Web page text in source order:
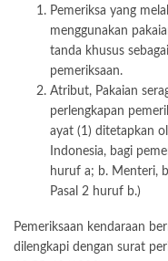
Pemeriksa yang
menggunakan
tanda khusus
pemeriksaan.
Atribut, Pakaian
perlengkapan
ayat (1) ditetapkan
Indonesia, bagi
huruf a; b. Menteri,
Pasal 2 huruf b.)
Pemeriksaan kendaraan
dilengkapi dengan surat